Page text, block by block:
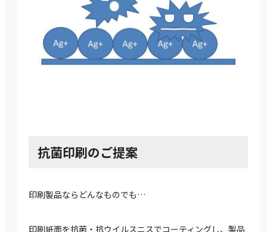
抗菌印刷のご提案
印刷製品ならどんなものでも…
印刷紙面を抗菌・抗ウイルスニスでコーティングし、製品